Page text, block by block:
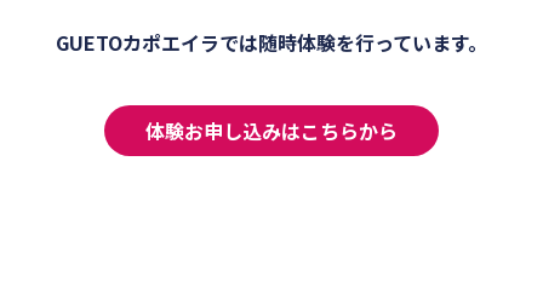
GUETOカポエイラでは随時体験を行っています。
体験お申し込みはこちらから